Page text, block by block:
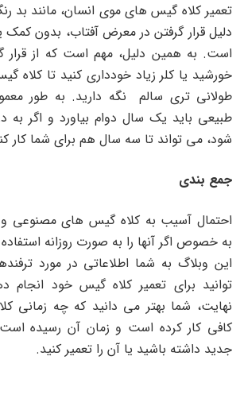
تعمیر کلاه گیس های موی انسان، مانند بد
دلیل قرار گرفتن در معرض آفتاب، بدون
است. به همین دلیل، مهم است که از قرار
خورشید یا کلر زیاد خودداری کنید تا کلاه
طولانی‌ تری سالم نگه دارید. به طور
طبیعی باید یک سال دوام بیاورد و اگر به
شود، می تواند تا سه سال هم برای شما کار
جمع بندی
احتمال آسیب به کلاه گیس های مصنوعی و
به خصوص اگر آنها را به صورت روزانه
این وبلاگ به شما اطلاعاتی در مورد
توانید برای تعمیر کلاه گیس خود انجام
نهایت، شما بهتر می دانید که چه زمانی
کافی کار کرده است و زمان آن رسیده
جدید داشته باشید یا آن را تعمیر کنید.